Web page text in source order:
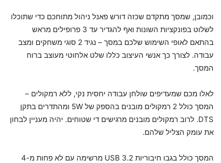
וכמובן, שמסך מתקדם שכזה דורש פאנל ניהול מתוחכם כדי שתוכלו
לשלוט בפונקציות השונות ואף להגדיר עד 3 פרופילים מראש
בהתאם לאופי השימוש שלכם במסך – נגיד 2 סוגי משחקים ומצב
עבודה. לצורך כך אנשי העיצוב כללו שלט אלחוטי מעוצב ברוח
המסך.
לאלו מכם שמעדיפים שולחן עבודה יחסית נקי, ללא רמקולים –
המסך כולל 2 רמקולים מובנים בהספק של 5W ומהתדרים בתקן
DTS. לרוב רמקולים מובנים מרגישים די שטוחים. יהיה מעניין לבחון
את עומק הצליל שלהם.
המסך כולל בגבו חיבוריות USB 3.2 מרשימה עם לא פחות מ-4